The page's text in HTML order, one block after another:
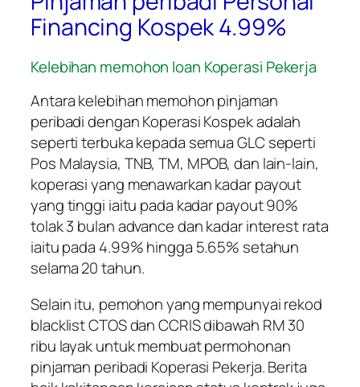
Financing Kospek 4.99%
Kelebihan memohon loan Koperasi Pekerja
Antara kelebihan memohon pinjaman
peribadi dengan Koperasi Kospek adalah
seperti terbuka kepada semua GLC seperti
Pos Malaysia, TNB, TM, MPOB, dan lain-lain,
koperasi yang menawarkan kadar payout
yang tinggi iaitu pada kadar payout 90%
tolak 3 bulan advance dan kadar interest rata
iaitu pada 4.99% hingga 5.65% setahun
selama 20 tahun.
Selain itu, pemohon yang mempunyai rekod
blacklist CTOS dan CCRIS dibawah RM 30
ribu layak untuk membuat permohonan
pinjaman peribadi Koperasi Pekerja. Berita